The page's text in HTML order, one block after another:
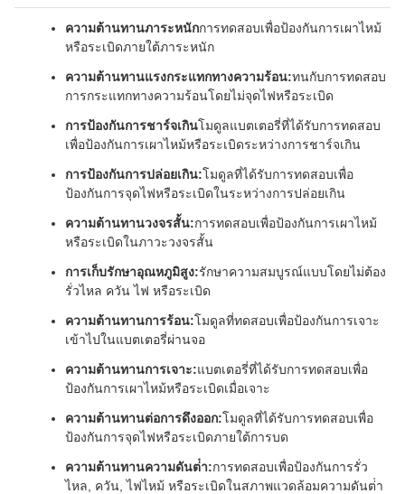
ความต้านทานภาระหนักการทดสอบเพื่อป้องกันการเผาไหม้
หรือระเบิดภายใต้ภาระหนัก
ความต้านทานแรงกระแทกทางความร้อน:ทนกับการทดสอบ
การกระแทกทางความร้อนโดยไม่จุดไฟหรือระเบิด
การป้องกันการชาร์จเกินโมดูลแบตเตอรี่ที่ได้รับการทดสอบ
เพื่อป้องกันการเผาไหม้หรือระเบิดระหว่างการชาร์จเกิน
การป้องกันการปล่อยเกิน:โมดูลที่ได้รับการทดสอบเพื่อ
ป้องกันการจุดไฟหรือระเบิดในระหว่างการปล่อยเกิน
ความต้านทานวงจรสั้น:การทดสอบเพื่อป้องกันการเผาไหม้
หรือระเบิดในภาวะวงจรสั้น
การเก็บรักษาอุณหภูมิสูง:รักษาความสมบูรณ์แบบโดยไม่ต้อง
รั่วไหล ควัน ไฟ หรือระเบิด
ความต้านทานการร้อน:โมดูลที่ทดสอบเพื่อป้องกันการเจาะ
เข้าไปในแบตเตอรี่ผ่านจอ
ความต้านทานการเจาะ:แบตเตอรี่ที่ได้รับการทดสอบเพื่อ
ป้องกันการเผาไหม้หรือระเบิดเมื่อเจาะ
ความต้านทานต่อการดึงออก:โมดูลที่ได้รับการทดสอบเพื่อ
ป้องกันการจุดไฟหรือระเบิดภายใต้การบด
ความต้านทานความดันต่ํา:การทดสอบเพื่อป้องกันการรั่ว
ไหล, ควัน, ไฟไหม้ หรือระเบิดในสภาพแวดล้อมความดันต่ํา